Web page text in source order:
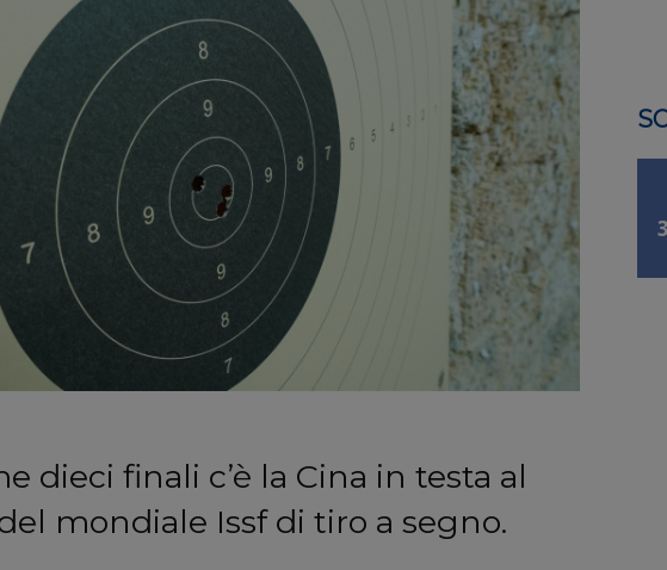
dieci finali c’è la Cina in testa al
mondiale Issf di tiro a segno.